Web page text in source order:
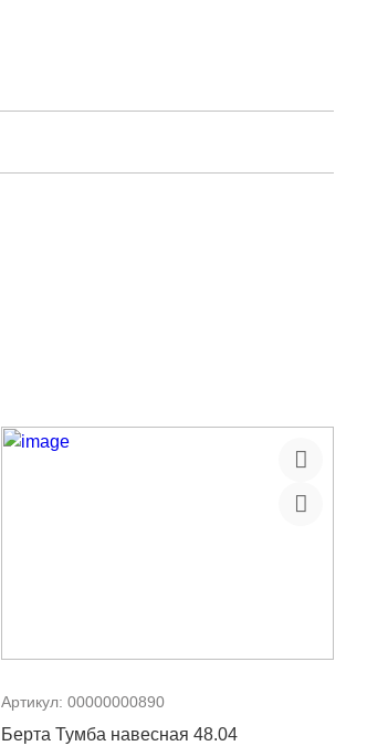
Артикул: 00000000890
Берта Тумба навесная 48.04